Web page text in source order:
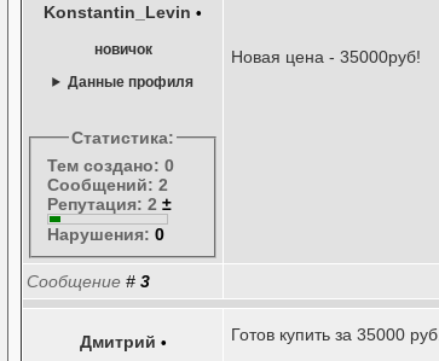
Konstantin_Levin •
новичок
Данные профиля
Статистика:
Тем создано: 0
Сообщений: 2
Репутация: 2 ±
Нарушения: 0
Новая цена - 35000руб!
Сообщение # 3
Дмитрий •
Готов купить за 35000 руб.